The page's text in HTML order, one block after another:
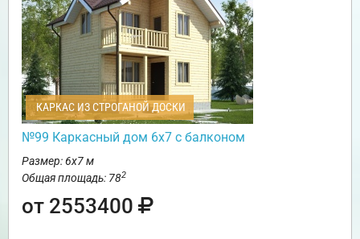
КАРКАС ИЗ СТРОГАНОЙ ДОСКИ
№99 Каркасный дом 6х7 с балконом
Размер: 6х7 м
Общая площадь: 782
от 2553400